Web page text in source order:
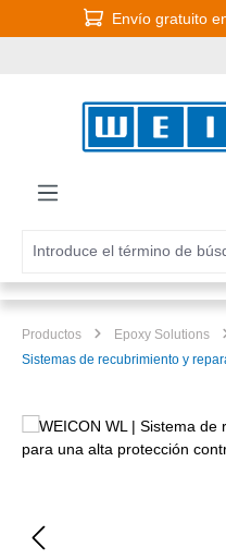
Saltar al contenido principal
Envío gratuito
Productos
Epoxy Solutions
Sistemas de recubrimiento y
Omitir galería de imágenes